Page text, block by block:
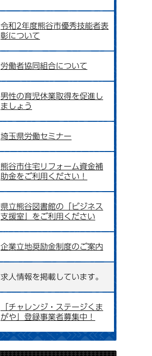
令和2年度熊谷市優秀技能者表
彰について
労働者協同組合について
男性の育児休業取得を促進し
ましょう
埼玉県労働セミナー
熊谷市住宅リフォーム資金補
助金をご利用ください！
県立熊谷図書館の「ビジネス
支援室」をご利用ください
企業立地奨励金制度のご案内
求人情報を掲載しています。
「チャレンジ・ステージくま
がや」登録事業者募集中！